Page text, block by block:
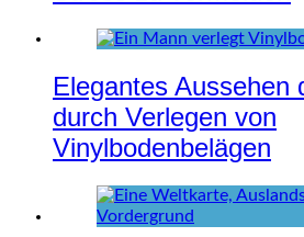
Elegantes Aussehen
durch Verlegen von
Vinylbodenbelägen